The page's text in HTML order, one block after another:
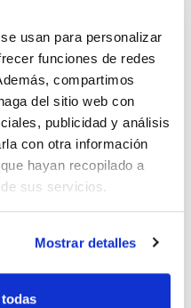
usan para personalizar
funciones de redes
compartimos
del sitio web con
publicidad y análisis
con otra información
hayan recopilado a
sus servicios.
Mostrar detalles
COA
Regístrate para
descargas
esta imagen son